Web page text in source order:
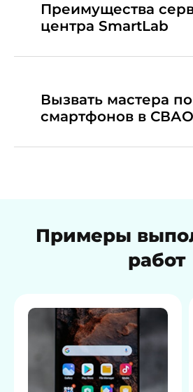
Преимущества
центра SmartLab
Вызвать мастера
смартфонов в СВАО
Примеры
работ